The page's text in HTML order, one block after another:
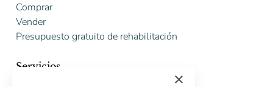
Comprar
Vender
Presupuesto gratuito de rehabilitación
Servicios
×